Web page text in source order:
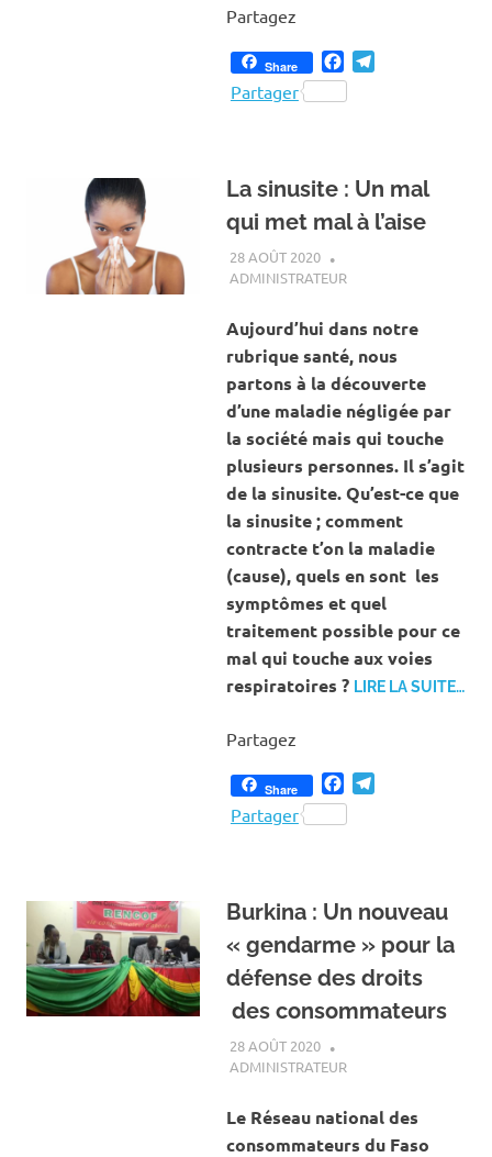
Partagez
Share Facebook
Partager
La sinusite : Un mal
qui met mal à l’aise
28 AOÛT 2020
ADMINISTRATEURACTUALITÉ
Aujourd’hui dans notre
rubrique santé, nous
partons à la découverte
d’une maladie négligée par
la société mais qui touche
plusieurs personnes. Il s’agit
de la sinusite. Qu’est-ce que
la sinusite ; comment
contracte t’on la maladie
(cause), quels en sont les
symptômes et quel
traitement possible pour ce
mal qui touche aux voies
respiratoires ? LIRE LA SUITE…
Partagez
Share Facebook
Partager
Burkina : Un nouveau
« gendarme » pour la
défense des droits
des consommateurs
28 AOÛT 2020
ADMINISTRATEURACTUALITÉ
Le Réseau national des
consommateurs du Faso